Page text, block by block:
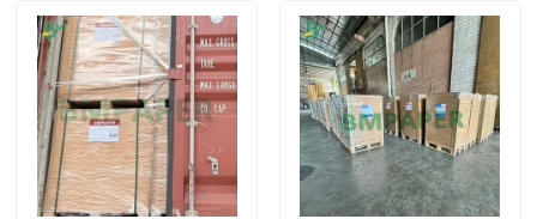
منزل
المنتجات
حول بنا